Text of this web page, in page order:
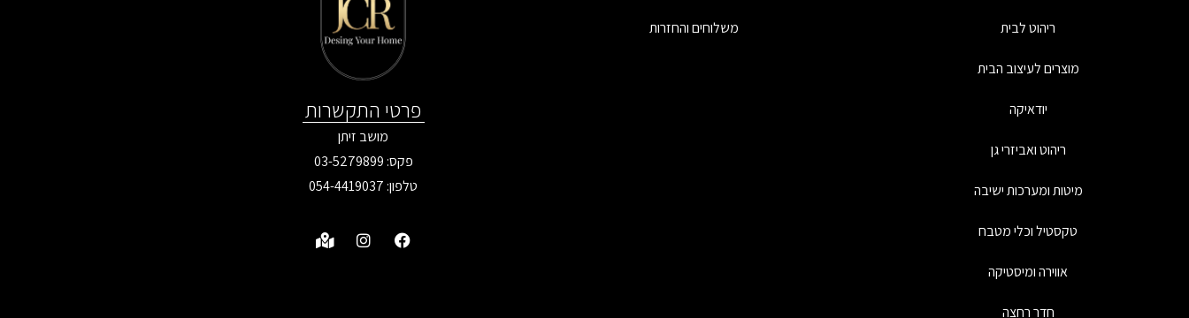
ריהוט לבית
מוצרים לעיצוב הבית
יודאיקה
ריהוט ואביזרי גן
מיטות ומערכות ישיבה
טקסטיל וכלי מטבח
אווירה ומיסטיקה
חדר רחצה
משלוחים והחזרות
פרטי התקשרות
מושב זיתן
פקס: 03-5279899
טלפון: 054-4419037